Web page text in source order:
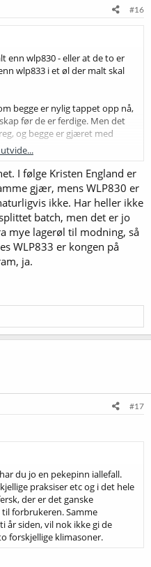
#16
enn wlp830 - eller at de to er
wlp833 i et øl der malt skal
begge er nylig tappet opp nå,
før de er ferdige. Men det
og begge er gjæret med
teoriforumet
German Lager Yeast, Wyeast
L13 Global og Fermentis W-
fra Weihenstephan-
være forskjeller mellom måten
på, innbiller jeg meg at
de hele tiden sjekker gjæren,
stamkultur. Og dessuten; om
ikke disse 4 ha de samme
I følge Kristen England er
gjær, mens WLP830 er
ikke. Har heller ikke
batch, men det er jo
mye lagerøl til modning, så
WLP833 er kongen på
ja.
#17
du jo en pekepinn iallefall.
praksiser etc og i det hele
der er det ganske
forbrukeren. Samme
år siden, vil nok ikke gi de
forskjellige klimasoner.